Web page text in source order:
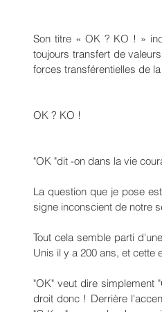
Son titre « OK ? KO ! »
toujours transfert de
forces transférentielles de
OK ? KO !
"OK "dit -on dans la vie
La question que je pose
signe inconscient de notre
Tout cela semble parti
Unis il y a 200 ans, et cette
"OK" veut dire simplement
droit donc ! Derrière